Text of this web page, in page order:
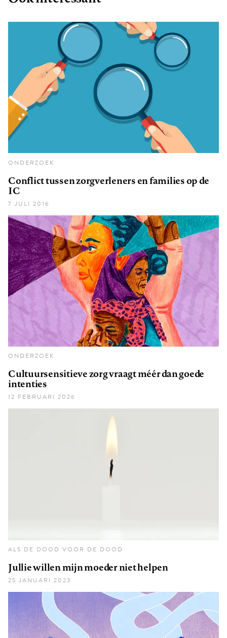
ONDERZOEK
Conflict tussen zorgverleners en families op de
IC
7 JULI 2016
ONDERZOEK
Cultuursensitieve zorg vraagt méér dan goede
intenties
12 FEBRUARI 2026
ALS DE DOOD VOOR DE DOOD
Jullie willen mijn moeder niet helpen
25 JANUARI 2023